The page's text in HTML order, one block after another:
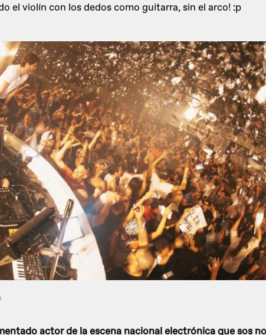
el violín con los dedos como guitarra, sin el arco! :p
actor de la escena nacional electrónica que sos